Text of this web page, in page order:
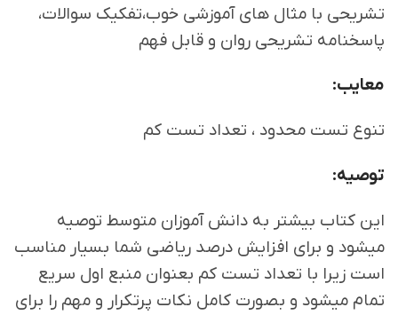
تشریحی با مثال های آموزشی خوب،تفکیک سوالات،
پاسخنامه تشریحی روان و قابل فهم
معایب:
تنوع تست محدود ، تعداد تست کم
توصیه:
این کتاب بیشتر به دانش آموزان متوسط توصیه
میشود و برای افزایش درصد ریاضی شما بسیار مناسب
است زیرا با تعداد تست کم بعنوان منبع اول سریع
تمام میشود و بصورت کامل نکات پرتکرار و مهم را برای